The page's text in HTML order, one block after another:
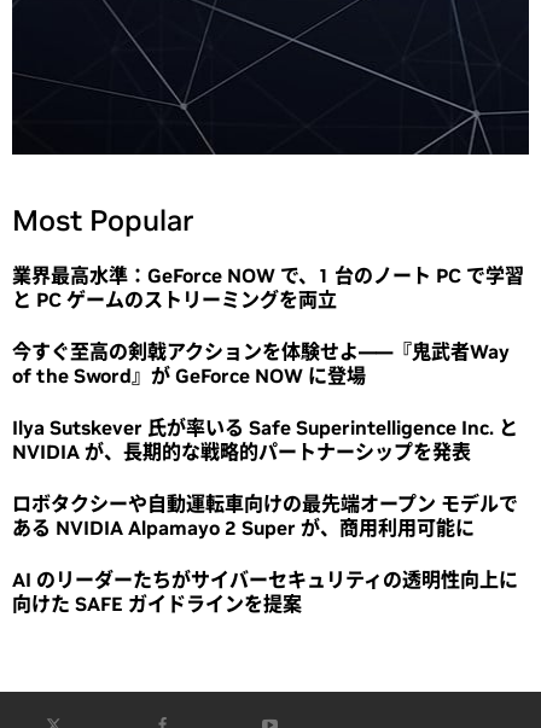
Most Popular
業界最高水準：GeForce NOW で、1 台のノート PC で学習
と PC ゲームのストリーミングを両立
今すぐ至高の剣戟アクションを体験せよ――『鬼武者Way
of the Sword』が GeForce NOW に登場
Ilya Sutskever 氏が率いる Safe Superintelligence Inc. と
NVIDIA が、長期的な戦略的パートナーシップを発表
ロボタクシーや自動運転車向けの最先端オープン モデルで
ある NVIDIA Alpamayo 2 Super が、商用利用可能に
AI のリーダーたちがサイバーセキュリティの透明性向上に
向けた SAFE ガイドラインを提案